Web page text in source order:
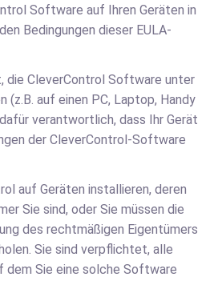
Software auf Ihren Geräten in
Bedingungen dieser EULA-
die CleverControl Software unter
(z.B. auf einen PC, Laptop, Handy
verantwortlich, dass Ihr Gerät
der CleverControl-Software
auf Geräten installieren, deren
Sie sind, oder Sie müssen die
des rechtmäßigen Eigentümers
Sie sind verpflichtet, alle
dem Sie eine solche Software